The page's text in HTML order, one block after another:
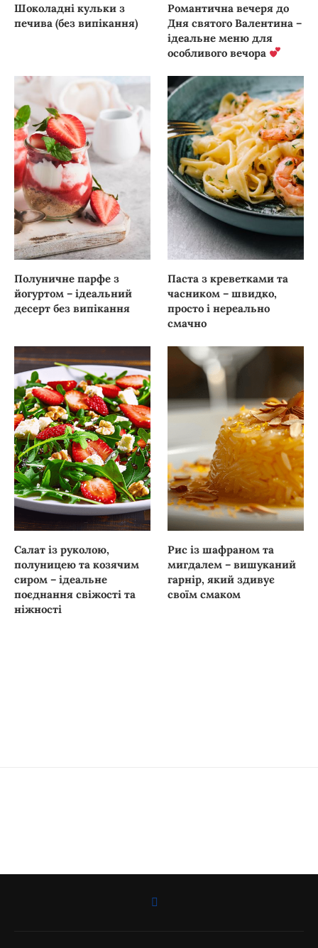
Шоколадні кульки з
печива (без випікання)
Романтична вечеря до
Дня святого Валентина –
ідеальне меню для
особливого вечора
Полуничне парфе з
йогуртом – ідеальний
десерт без випікання
Паста з креветками та
часником – швидко,
просто і нереально
смачно
Салат із руколою,
полуницею та козячим
сиром – ідеальне
поєднання свіжості та
ніжності
Рис із шафраном та
мигдалем – вишуканий
гарнір, який здивує
своїм смаком